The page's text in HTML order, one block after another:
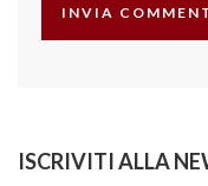
ISCRIVITI ALLA